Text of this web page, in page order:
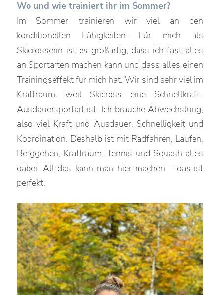
Wo und wie trainiert ihr im Sommer?
Im Sommer trainieren wir viel an den
konditionellen Fähigkeiten. Für mich als
Skicrosserin ist es großartig, dass ich fast alles
an Sportarten machen kann und dass alles einen
Trainingseffekt für mich hat. Wir sind sehr viel im
Kraftraum, weil Skicross eine Schnellkraft-
Ausdauersportart ist. Ich brauche Abwechslung,
also viel Kraft und Ausdauer, Schnelligkeit und
Koordination. Deshalb ist mit Radfahren, Laufen,
Berggehen, Kraftraum, Tennis und Squash alles
dabei. All das kann man hier machen – das ist
perfekt.